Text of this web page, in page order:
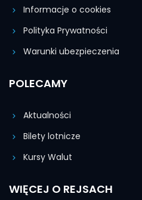
Informacje o cookies
Polityka Prywatności
Warunki ubezpieczenia
POLECAMY
Aktualności
Bilety lotnicze
Kursy Walut
WIĘCEJ O REJSACH